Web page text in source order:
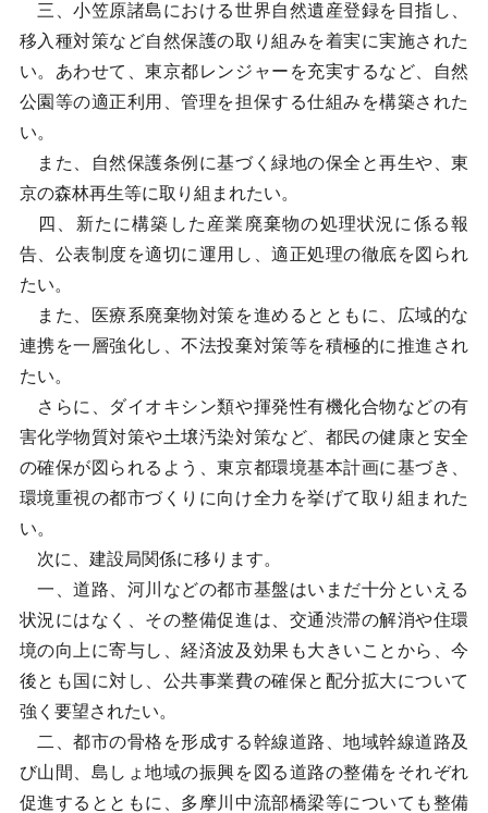
三、小笠原諸島における世界自然遺産登録を目指し、
移入種対策など自然保護の取り組みを着実に実施された
い。あわせて、東京都レンジャーを充実するなど、自然
公園等の適正利用、管理を担保する仕組みを構築された
い。
また、自然保護条例に基づく緑地の保全と再生や、東
京の森林再生等に取り組まれたい。
四、新たに構築した産業廃棄物の処理状況に係る報
告、公表制度を適切に運用し、適正処理の徹底を図られ
たい。
また、医療系廃棄物対策を進めるとともに、広域的な
連携を一層強化し、不法投棄対策等を積極的に推進され
たい。
さらに、ダイオキシン類や揮発性有機化合物などの有
害化学物質対策や土壌汚染対策など、都民の健康と安全
の確保が図られるよう、東京都環境基本計画に基づき、
環境重視の都市づくりに向け全力を挙げて取り組まれた
い。
次に、建設局関係に移ります。
一、道路、河川などの都市基盤はいまだ十分といえる
状況にはなく、その整備促進は、交通渋滞の解消や住環
境の向上に寄与し、経済波及効果も大きいことから、今
後とも国に対し、公共事業費の確保と配分拡大について
強く要望されたい。
二、都市の骨格を形成する幹線道路、地域幹線道路及
び山間、島しょ地域の振興を図る道路の整備をそれぞれ
促進するとともに、多摩川中流部橋梁等についても整備